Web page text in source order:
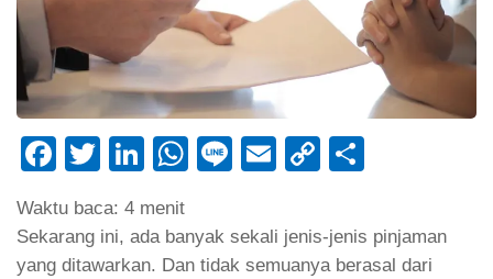
Facebook
TwitterLinkedIn
WhatsApp
LineEmailCopy
Waktu baca: 4 menit
Sekarang ini, ada banyak sekali jenis-jenis pinjaman
yang ditawarkan. Dan tidak semuanya berasal dari